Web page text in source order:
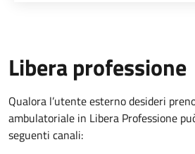
Libera professione
Qualora l’utente esterno desideri
ambulatoriale in Libera Professione
seguenti canali: